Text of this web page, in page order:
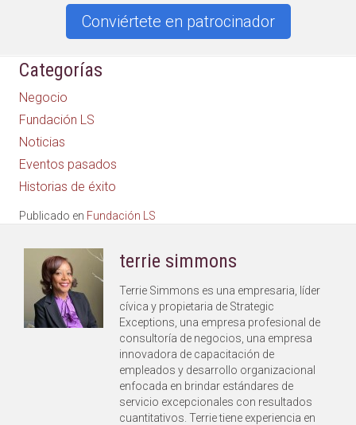
Conviértete en patrocinador
Categorías
Negocio
Fundación LS
Noticias
Eventos pasados
Historias de éxito
Publicado en Fundación LS
terrie simmons
Terrie Simmons es una empresaria, líder
cívica y propietaria de Strategic
Exceptions, una empresa profesional de
consultoría de negocios, una empresa
innovadora de capacitación de
empleados y desarrollo organizacional
enfocada en brindar estándares de
servicio excepcionales con resultados
cuantitativos. Terrie tiene experiencia en